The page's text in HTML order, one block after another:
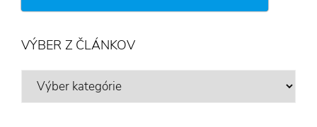
VÝBER Z ČLÁNKOV
VÝBER